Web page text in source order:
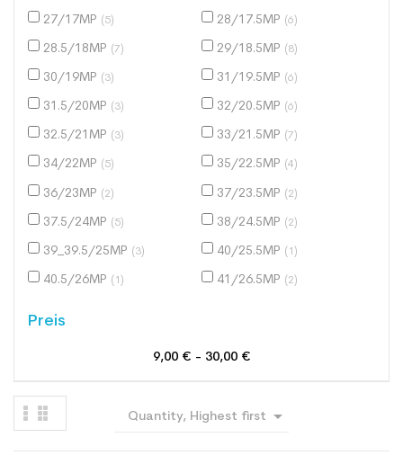
27/17MP (5) 28/17.5MP (6)
28.5/18MP (7) 29/18.5MP (8)
30/19MP (3) 31/19.5MP (6)
31.5/20MP (3) 32/20.5MP (6)
32.5/21MP (3) 33/21.5MP (7)
34/22MP (5) 35/22.5MP (4)
36/23MP (2) 37/23.5MP (2)
37.5/24MP (5) 38/24.5MP (2)
39_39.5/25MP (3) 40/25.5MP (1)
40.5/26MP (1) 41/26.5MP (2)
Preis
9,00 € - 30,00 €
Quantity, Highest first 